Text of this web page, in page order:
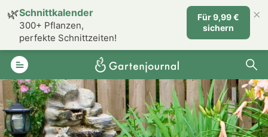
🌿Schnittkalender
300+ Pflanzen,
perfekte Schnittzeiten!
Für 9,99 €
sichern
×